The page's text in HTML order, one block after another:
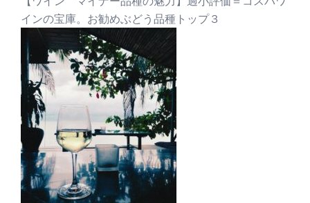
インの宝庫。お勧めぶどう品種トップ３